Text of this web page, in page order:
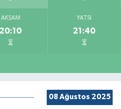
AKŞAM
20:10
YATSI
21:40
08 Ağustos 2025